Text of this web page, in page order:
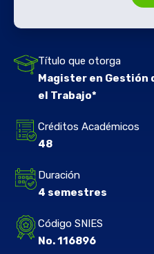
Título que otorga
Magister en Gestión
el Trabajo*
Créditos Académicos
48
Duración
4 semestres
Código SNIES
No. 116896